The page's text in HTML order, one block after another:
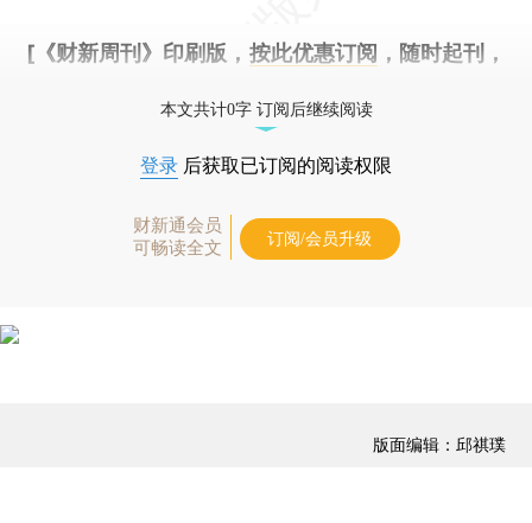
[《财新周刊》印刷版， 按此优惠订阅 ，随时起刊，
本文共计0字 订阅后继续阅读
登录 后获取已订阅的阅读权限
财新通会员
可畅读全文
订阅/会员升级
版面编辑：邱祺璞